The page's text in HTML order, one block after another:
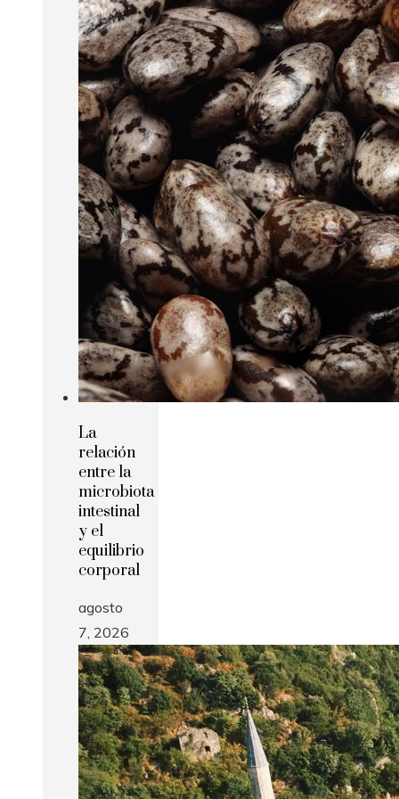
La
relación
entre la
microbiota
intestinal
y el
equilibrio
corporal
agosto
7, 2026